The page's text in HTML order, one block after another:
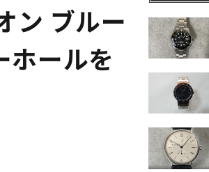
ン ブルー
ホールを